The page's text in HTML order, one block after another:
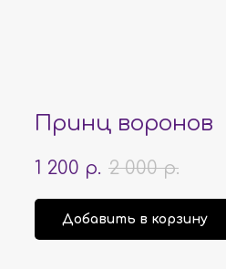
Принц воронов
1 200 р. 2 000 р.
Добавить в корзину